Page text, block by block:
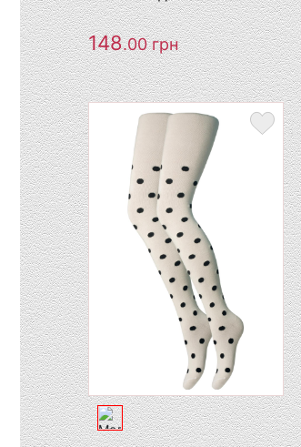
148.00грн